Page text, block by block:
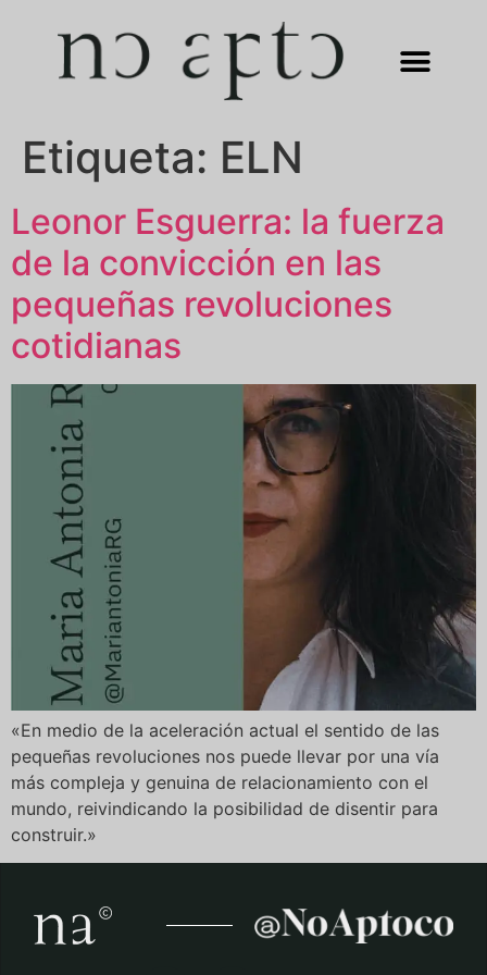
Etiqueta: ELN
Leonor Esguerra: la fuerza
de la convicción en las
pequeñas revoluciones
cotidianas
«En medio de la aceleración actual el sentido de las
pequeñas revoluciones nos puede llevar por una vía
más compleja y genuina de relacionamiento con el
mundo, reivindicando la posibilidad de disentir para
construir.»